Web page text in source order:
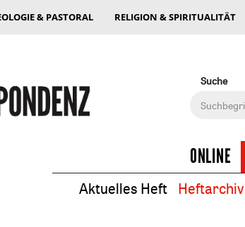
& PASTORAL RELIGION & SPIRITUALITÄT
Suche
ONLINE
Aktuelles Heft Heftarchiv